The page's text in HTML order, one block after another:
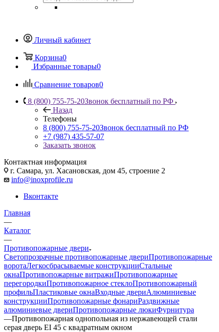
Личный кабинет
Корзина0
Избранные товары0
Сравнение товаров0
8 (800) 755-75-20Звонок бесплатный по РФ
Назад
Телефоны
8 (800) 755-75-20Звонок бесплатный по РФ
+7 (987) 435-57-07
Заказать звонок
Контактная информация
г. Самара, ул. Хасановская, дом 45, строение 2
info@inoxprofile.ru
Вконтакте
Главная
—
Каталог
—
Противопожарные двери
Светопрозрачные противопожарные двериПротивопожарные
воротаЛегкосбрасываемые конструкцииСтальные
окнаПротивопожарные витражиПротивопожарные
перегородкиПротивопожарное стеклоПротивопожарный
профильПластиковые окнаВходные двериАлюминиевые
конструкцииПротивопожарные фонариРаздвижные
алюминиевые двериПротивопожарные люкиФурнитура
—Противопожарная однопольная из нержавеющей стали
серая дверь EI 45 с квадратным окном